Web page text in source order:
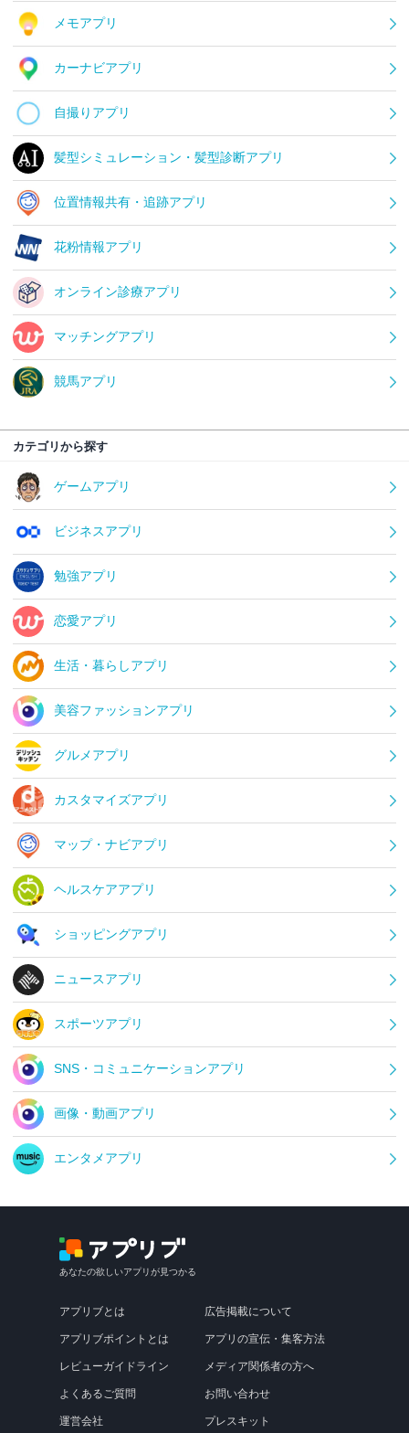
メモアプリ
カーナビアプリ
自撮りアプリ
髪型シミュレーション・髪型診断アプリ
位置情報共有・追跡アプリ
花粉情報アプリ
オンライン診療アプリ
マッチングアプリ
競馬アプリ
カテゴリから探す
ゲームアプリ
ビジネスアプリ
勉強アプリ
恋愛アプリ
生活・暮らしアプリ
美容ファッションアプリ
グルメアプリ
カスタマイズアプリ
マップ・ナビアプリ
ヘルスケアアプリ
ショッピングアプリ
ニュースアプリ
スポーツアプリ
SNS・コミュニケーションアプリ
画像・動画アプリ
エンタメアプリ
あなたの欲しいアプリが見つかる
アプリブとは
アプリブポイントとは
レビューガイドライン
よくあるご質問
運営会社
広告掲載について
アプリの宣伝・集客方法
メディア関係者の方へ
お問い合わせ
プレスキット